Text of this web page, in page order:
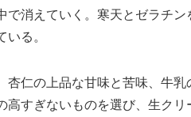
で消えていく。寒天とゼラチン
る。
杏仁の上品な甘味と苦味、牛
高すぎないものを選び、生ク